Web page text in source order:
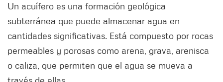
Un acuífero es una formación geológica
subterránea que puede almacenar agua en
cantidades significativas. Está compuesto por rocas
permeables y porosas como arena, grava, arenisca
o caliza, que permiten que el agua se mueva a